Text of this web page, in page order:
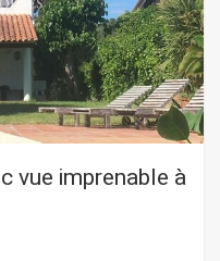
offrant une vue
l'année, avec un service
internationales.
de Barcelone et de son
vue imprenable à